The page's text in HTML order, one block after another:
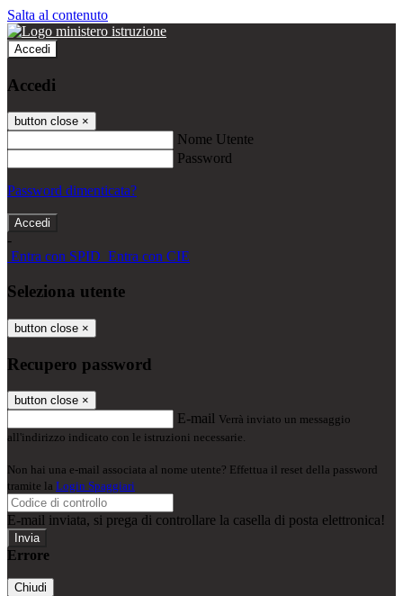
Salta al contenuto
Accedi
Accedi
button close ×
Nome Utente
Password
Password dimenticata?
-
Entra con SPID Entra con CIE
Seleziona utente
button close ×
Recupero password
button close ×
E-mail Verrà inviato un messaggio
all'indirizzo indicato con le istruzioni necessarie.
Non hai una e-mail associata al nome utente? Effettua il reset della password
tramite la Login Spaggiari
E-mail inviata, si prega di controllare la casella di posta elettronica!
Errore
Chiudi